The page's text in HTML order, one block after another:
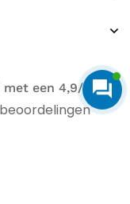
een 4,9/5
beoordelingen